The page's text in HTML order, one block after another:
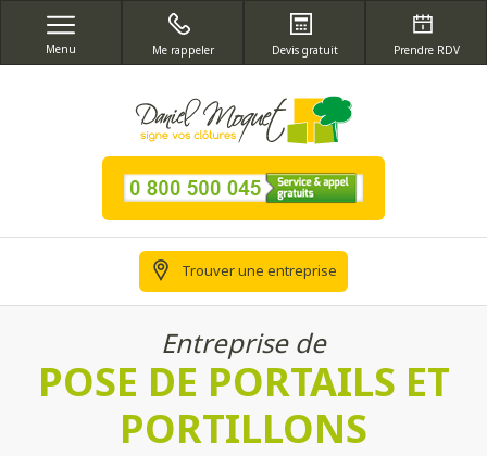
Menu Me rappeler Devis gratuit Prendre RDV
Trouver une entreprise
Entreprise de
POSE DE PORTAILS ET
PORTILLONS